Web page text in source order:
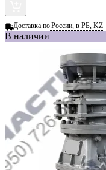
Доставка поРоссии, в РБ, KZ
В наличии